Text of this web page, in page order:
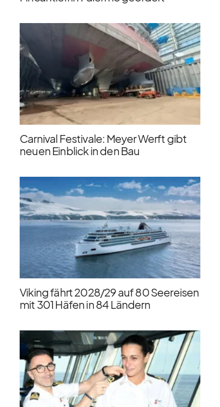
Carnival Festivale: Meyer Werft gibt
neuen Einblick in den Bau
Viking fährt 2028/​29 auf 80 Seereisen
mit 301 Häfen in 84 Ländern